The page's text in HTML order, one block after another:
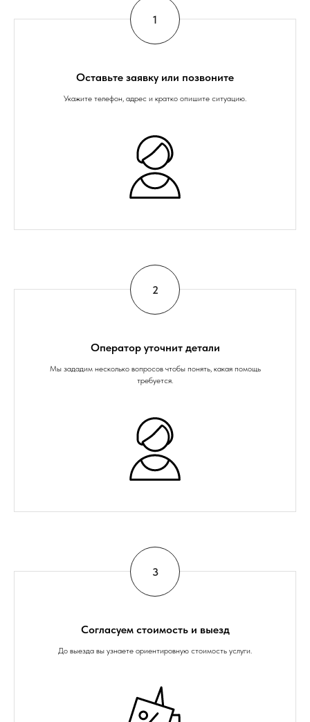
Оставьте заявку или позвоните
Укажите телефон, адрес и кратко опишите ситуацию.
Оператор уточнит детали
Мы зададим несколько вопросов чтобы понять, какая помощь
требуется.
Согласуем стоимость и выезд
До выезда вы узнаете ориентировную стоимость услуги.